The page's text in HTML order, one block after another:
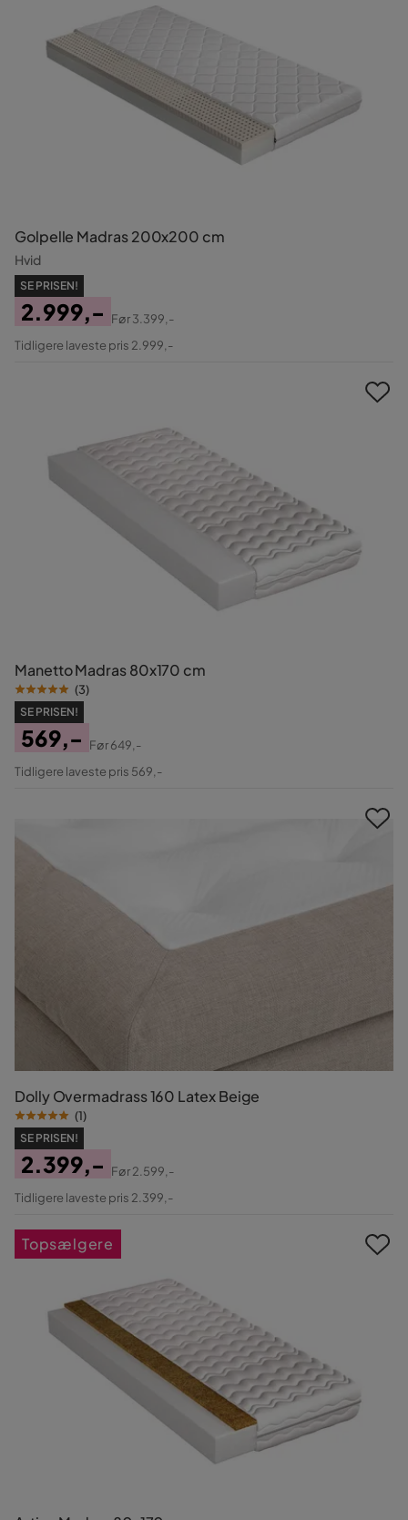
Golpelle Madras 200x200 cm
Hvid
SE PRISEN!
Pris
2.999,-
Original
Før3.399,-
Tidligere laveste pris 2.999,-
Manetto Madras 80x170 cm
(3)
SE PRISEN!
Pris
569,-
Original
Før649,-
Tidligere laveste pris 569,-
Dolly Overmadrass 160 Latex Beige
(1)
SE PRISEN!
Pris
2.399,-
Original
Før2.599,-
Tidligere laveste pris 2.399,-
Topsælgere